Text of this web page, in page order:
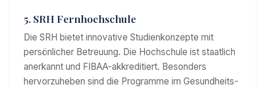
5. SRH Fernhochschule
Die SRH bietet innovative Studienkonzepte mit
persönlicher Betreuung. Die Hochschule ist staatlich
anerkannt und FIBAA-akkreditiert. Besonders
hervorzuheben sind die Programme im Gesundheits-